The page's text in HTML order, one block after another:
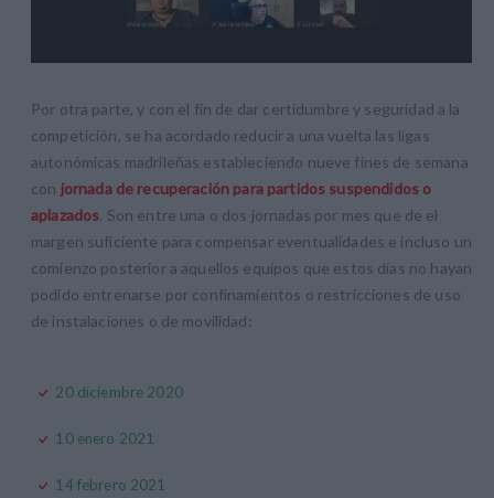
Por otra parte, y con el fin de dar certidumbre y seguridad a la
competición, se ha acordado reducir a una vuelta las ligas
autonómicas madrileñas estableciendo nueve fines de semana
con jornada de recuperación para partidos suspendidos o
aplazados. Son entre una o dos jornadas por mes que de el
margen suficiente para compensar eventualidades e incluso un
comienzo posterior a aquellos equipos que estos días no hayan
podido entrenarse por confinamientos o restricciones de uso
de instalaciones o de movilidad:
20 diciembre 2020
10 enero 2021
14 febrero 2021